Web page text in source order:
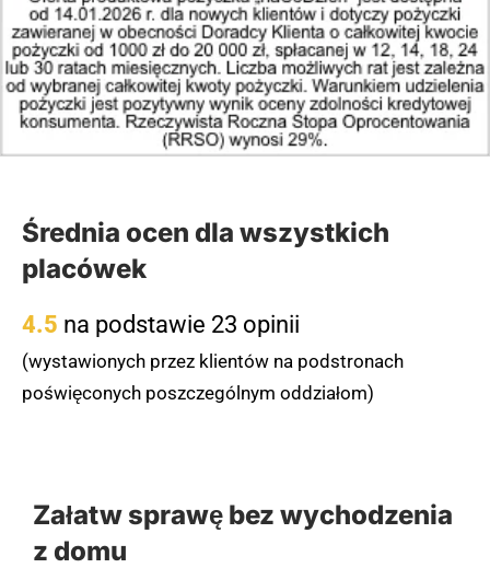
Średnia ocen dla wszystkich
placówek
4.5 na podstawie 23 opinii
(wystawionych przez klientów na podstronach
poświęconych poszczególnym oddziałom)
Załatw sprawę bez wychodzenia
z domu